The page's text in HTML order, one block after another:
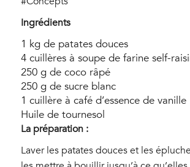
Ingrédients
1 kg de patates douces
4 cuillères à soupe de farine self-
250 g de coco râpé
250 g de sucre blanc
1 cuillère à café d’essence de vanille
Huile de tournesol
La préparation :
Laver les patates douces et les